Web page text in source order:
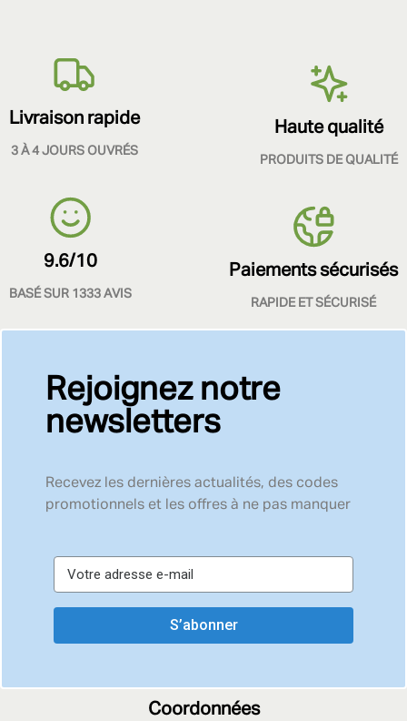
Livraison rapide
3 À 4 JOURS OUVRÉS
Haute qualité
PRODUITS DE QUALITÉ
9.6/10
BASÉ SUR 1333 AVIS
Paiements sécurisés
RAPIDE ET SÉCURISÉ
Rejoignez notre
newsletters
Recevez les dernières actualités, des codes
promotionnels et les offres à ne pas manquer
S’abonner
Coordonnées